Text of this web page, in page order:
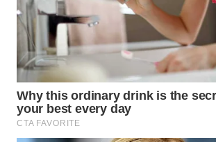
SERIBU
WN
TANGERANG
WN
BINJAI